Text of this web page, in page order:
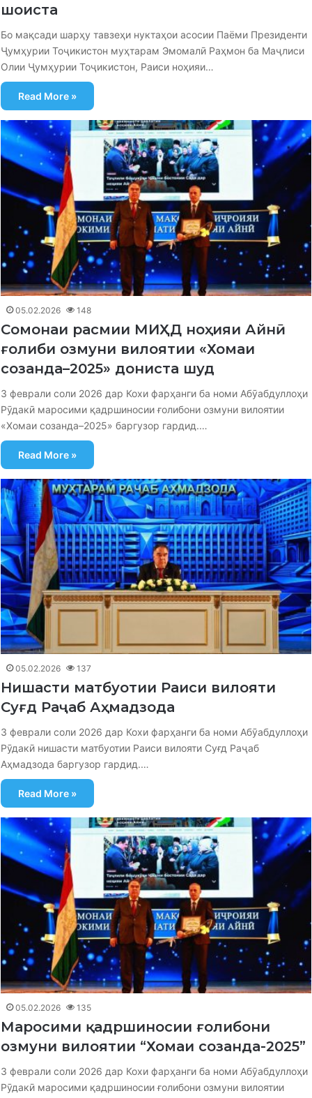
шоиста
Бо мақсади шарҳу тавзеҳи нуктаҳои асосии Паёми Президенти
Ҷумҳурии Тоҷикистон муҳтарам Эмомалӣ Раҳмон ба Маҷлиси
Олии Ҷумҳурии Тоҷикистон, Раиси ноҳияи…
Read More »
05.02.2026 148
Сомонаи расмии МИҲД ноҳияи Айнӣ
ғолиби озмуни вилоятии «Хомаи
созанда–2025» дониста шуд
3 феврали соли 2026 дар Кохи фарҳанги ба номи Абӯабдуллоҳи
Рӯдакӣ маросими қадршиносии ғолибони озмуни вилоятии
«Хомаи созанда–2025» баргузор гардид.…
Read More »
05.02.2026 137
Нишасти матбуотии Раиси вилояти
Суғд Раҷаб Аҳмадзода
3 феврали соли 2026 дар Кохи фарҳанги ба номи Абӯабдуллоҳи
Рӯдакӣ нишасти матбуотии Раиси вилояти Суғд Раҷаб
Аҳмадзода баргузор гардид.…
Read More »
05.02.2026 135
Маросими қадршиносии ғолибони
озмуни вилоятии “Хомаи созанда-2025”
3 феврали соли 2026 дар Кохи фарҳанги ба номи Абӯабдуллоҳи
Рӯдакӣ маросими қадршиносии ғолибони озмуни вилоятии